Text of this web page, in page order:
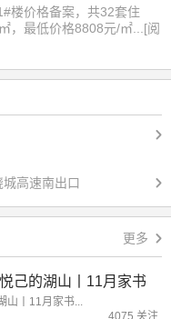
楼价格备案，共32套住
，最低价格8808元/㎡...[阅
高速南出口
更多
己的湖山丨11月家书
山丨11月家书...
4075 关注